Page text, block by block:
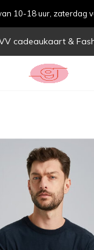
cadeaukaart &